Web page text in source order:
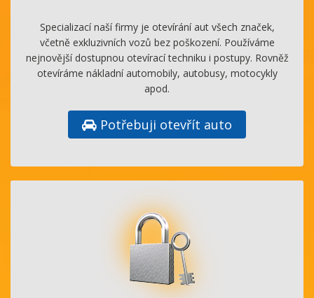
Specializací naší firmy je otevírání aut všech značek,
včetně exkluzivních vozů bez poškození. Používáme
nejnovější dostupnou otevírací techniku i postupy. Rovněž
otevíráme nákladní automobily, autobusy, motocykly
apod.
Potřebuji otevřít auto